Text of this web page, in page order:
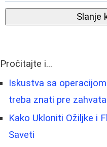
Slanje
Pročitajte i...
Iskustva sa
treba znati pre zahvata
Kako Ukloniti Ožiljke i
Saveti